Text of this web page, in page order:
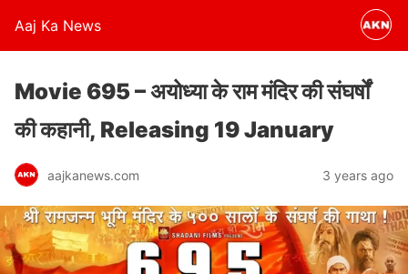
Aaj Ka News
Movie 695 – अयोध्या के राम मंदिर की संघर्षों
की कहानी, Releasing 19 January
aajkanews.com 3 years ago